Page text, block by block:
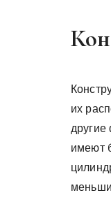
их
имеют